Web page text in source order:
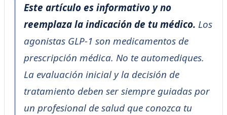
Este artículo es informativo y no
reemplaza la indicación de tu médico. Los
agonistas GLP-1 son medicamentos de
prescripción médica. No te automediques.
La evaluación inicial y la decisión de
tratamiento deben ser siempre guiadas por
un profesional de salud que conozca tu